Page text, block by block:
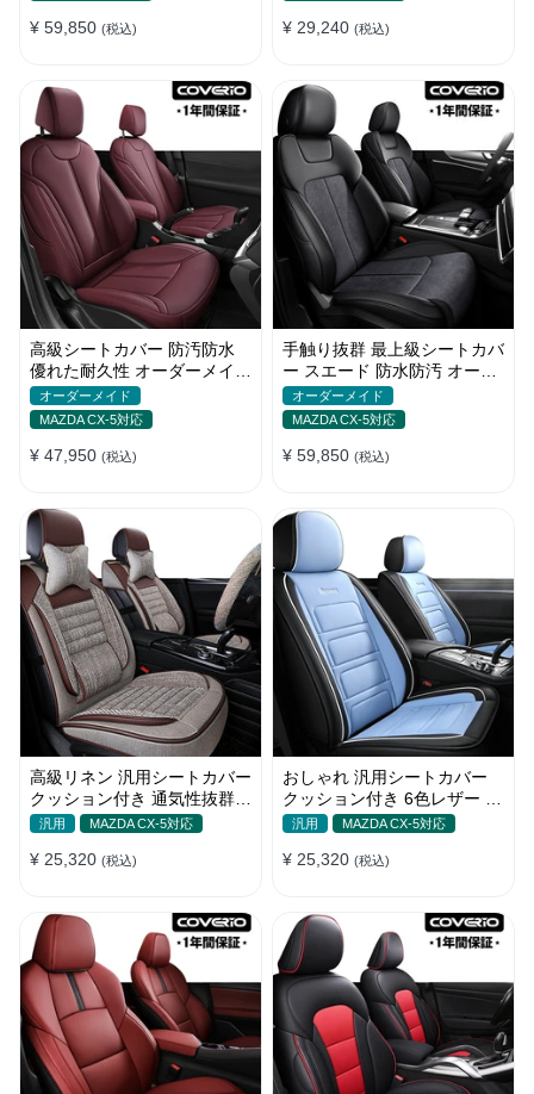
¥ 59,850 (税込) ¥ 29,240 (税込)
高級シートカバー 防汚防水
優れた耐久性 オーダーメイド
オーダーメイド
MAZDA CX-5対応
¥ 47,950 (税込)
手触り抜群 最上級シートカバ
ー スエード 防水防汚 オーダ
ーメイド おしゃれ 全席セッ
ト
オーダーメイド
MAZDA CX-5対応
¥ 59,850 (税込)
高級リネン 汎用シートカバー
クッション付き 通気性抜群
接触冷感 軽/普自動車
汎用 MAZDA CX-5対応
¥ 25,320 (税込)
おしゃれ 汎用シートカバー
クッション付き 6色レザー 防
水防汚 耐久性 軽/普自動車
汎用 MAZDA CX-5対応
¥ 25,320 (税込)